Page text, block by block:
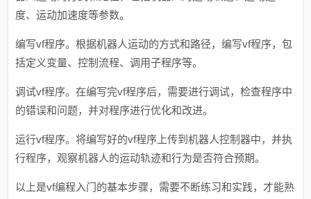
度、运动加速度等参数。
编写vf程序。根据机器人运动的方式和路径，编写vf程序，包
括定义变量、控制流程、调用子程序等。
调试vf程序。在编写完vf程序后，需要进行调试，检查程序中
的错误和问题，并对程序进行优化和改进。
运行vf程序。将编写好的vf程序上传到机器人控制器中，并执
行程序，观察机器人的运动轨迹和行为是否符合预期。
以上是vf编程入门的基本步骤，需要不断练习和实践，才能熟